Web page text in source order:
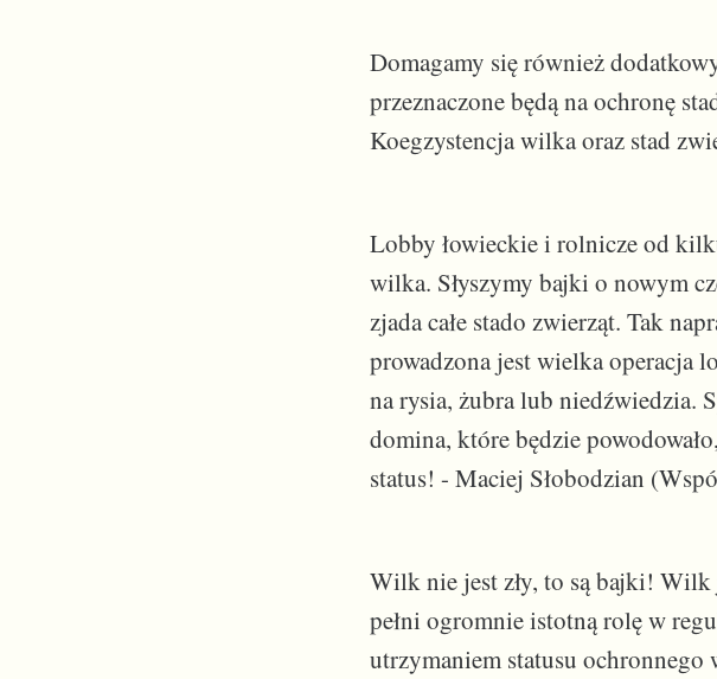
Domagamy się również
przeznaczone będą na ochronę
Koegzystencja wilka oraz stad
Lobby łowieckie i rolnicze od
wilka. Słyszymy bajki o nowym
zjada całe stado zwierząt. Tak
prowadzona jest wielka operacja
na rysia, żubra lub niedźwiedzia.
domina, które będzie
status! - Maciej Słobodzian
Wilk nie jest zły, to są bajki!
pełni ogromnie istotną rolę w
utrzymaniem statusu